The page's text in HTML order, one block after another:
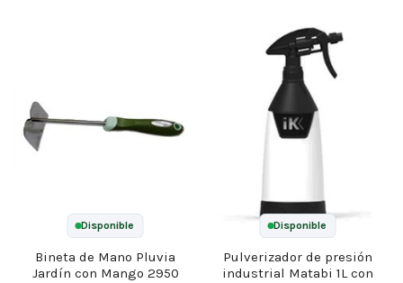
Disponible
Bineta de Mano Pluvia
Jardín con Mango 2950
Disponible
Pulverizador de presión
industrial Matabi 1L con